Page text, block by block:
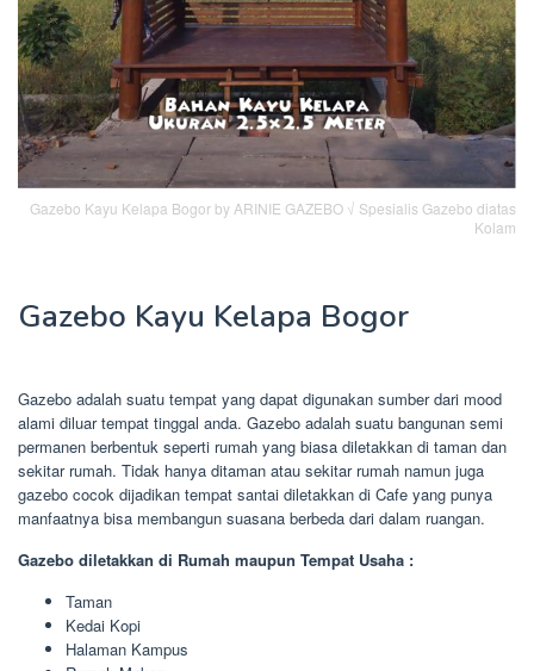
Gazebo Kayu Kelapa Bogor by ARINIE GAZEBO √ Spesialis Gazebo diatas
Kolam
Gazebo Kayu Kelapa Bogor
Gazebo adalah suatu tempat yang dapat digunakan sumber dari mood
alami diluar tempat tinggal anda. Gazebo adalah suatu bangunan semi
permanen berbentuk seperti rumah yang biasa diletakkan di taman dan
sekitar rumah. Tidak hanya ditaman atau sekitar rumah namun juga
gazebo cocok dijadikan tempat santai diletakkan di Cafe yang punya
manfaatnya bisa membangun suasana berbeda dari dalam ruangan.
Gazebo diletakkan di Rumah maupun Tempat Usaha :
Taman
Kedai Kopi
Halaman Kampus